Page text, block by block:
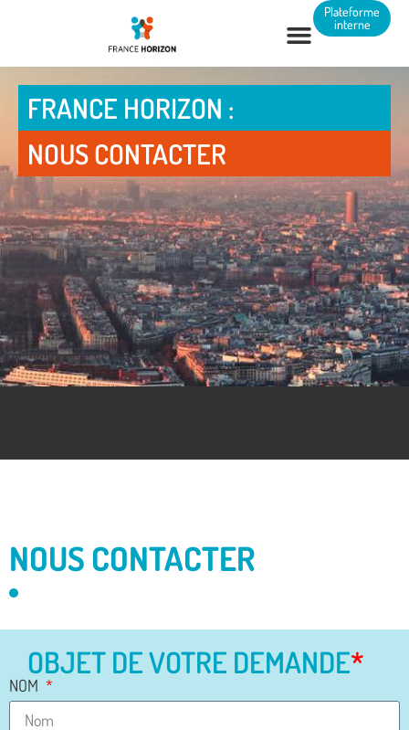
Plateforme
interne
FRANCE HORIZON :
NOUS CONTACTER
NOUS CONTACTER
OBJET DE VOTRE DEMANDE*
NOM